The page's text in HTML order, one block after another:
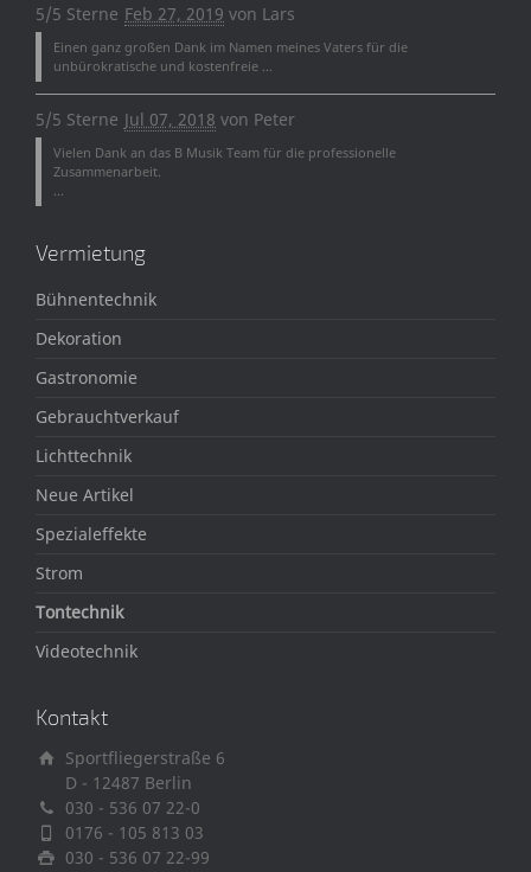
5/5 Sterne Feb 27, 2019 von Lars
Einen ganz großen Dank im Namen meines Vaters für die
unbürokratische und kostenfreie ...
5/5 Sterne Jul 07, 2018 von Peter
Vielen Dank an das B Musik Team für die professionelle
Zusammenarbeit.
Vermietung
Bühnentechnik
Dekoration
Gastronomie
Gebrauchtverkauf
Lichttechnik
Neue Artikel
Spezialeffekte
Strom
Tontechnik
Videotechnik
Kontakt
Sportfliegerstraße 6
D - 12487 Berlin
030 - 536 07 22-0
0176 - 105 813 03
030 - 536 07 22-99